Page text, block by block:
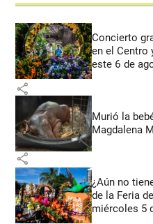
Concierto
en el Centro
este 6 de
share
Murió la
Magdalena
share
¿Aún no
de la Feria
miércoles 5